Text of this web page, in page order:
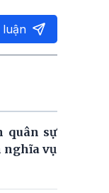
luận
quân sự
nghĩa vụ